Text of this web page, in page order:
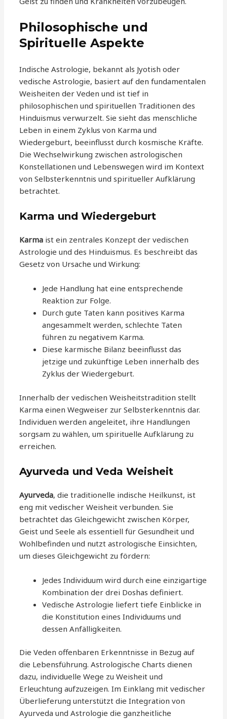
Philosophische und
Spirituelle Aspekte
Indische Astrologie, bekannt als Jyotish oder
vedische Astrologie, basiert auf den fundamentalen
Weisheiten der Veden und ist tief in
philosophischen und spirituellen Traditionen des
Hinduismus verwurzelt. Sie sieht das menschliche
Leben in einem Zyklus von Karma und
Wiedergeburt, beeinflusst durch kosmische Kräfte.
Die Wechselwirkung zwischen astrologischen
Konstellationen und Lebenswegen wird im Kontext
von Selbsterkenntnis und spiritueller Aufklärung
betrachtet.
Karma und Wiedergeburt
Karma ist ein zentrales Konzept der vedischen
Astrologie und des Hinduismus. Es beschreibt das
Gesetz von Ursache und Wirkung:
Jede Handlung hat eine entsprechende
Reaktion zur Folge.
Durch gute Taten kann positives Karma
angesammelt werden, schlechte Taten
führen zu negativem Karma.
Diese karmische Bilanz beeinflusst das
jetzige und zukünftige Leben innerhalb des
Zyklus der Wiedergeburt.
Innerhalb der vedischen Weisheitstradition stellt
Karma einen Wegweiser zur Selbsterkenntnis dar.
Individuen werden angeleitet, ihre Handlungen
sorgsam zu wählen, um spirituelle Aufklärung zu
erreichen.
Ayurveda und Veda Weisheit
Ayurveda, die traditionelle indische Heilkunst, ist
eng mit vedischer Weisheit verbunden. Sie
betrachtet das Gleichgewicht zwischen Körper,
Geist und Seele als essentiell für Gesundheit und
Wohlbefinden und nutzt astrologische Einsichten,
um dieses Gleichgewicht zu fördern:
Jedes Individuum wird durch eine einzigartige
Kombination der drei Doshas definiert.
Vedische Astrologie liefert tiefe Einblicke in
die Konstitution eines Individuums und
dessen Anfälligkeiten.
Die Veden offenbaren Erkenntnisse in Bezug auf
die Lebensführung. Astrologische Charts dienen
dazu, individuelle Wege zu Weisheit und
Erleuchtung aufzuzeigen. Im Einklang mit vedischer
Überlieferung unterstützt die Integration von
Ayurveda und Astrologie die ganzheitliche